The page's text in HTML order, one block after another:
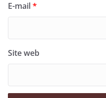
E-mail*
Site web